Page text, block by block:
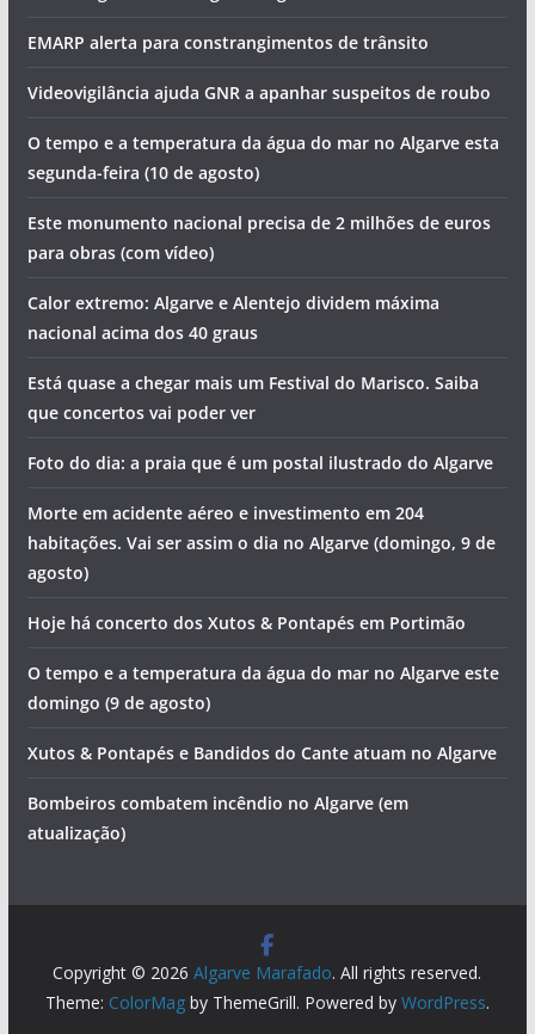
EMARP alerta para constrangimentos de trânsito
Videovigilância ajuda GNR a apanhar suspeitos de roubo
O tempo e a temperatura da água do mar no Algarve esta
segunda-feira (10 de agosto)
Este monumento nacional precisa de 2 milhões de euros
para obras (com vídeo)
Calor extremo: Algarve e Alentejo dividem máxima
nacional acima dos 40 graus
Está quase a chegar mais um Festival do Marisco. Saiba
que concertos vai poder ver
Foto do dia: a praia que é um postal ilustrado do Algarve
Morte em acidente aéreo e investimento em 204
habitações. Vai ser assim o dia no Algarve (domingo, 9 de
agosto)
Hoje há concerto dos Xutos & Pontapés em Portimão
O tempo e a temperatura da água do mar no Algarve este
domingo (9 de agosto)
Xutos & Pontapés e Bandidos do Cante atuam no Algarve
Bombeiros combatem incêndio no Algarve (em
atualização)
Copyright © 2026Algarve Marafado. All rights reserved.
Theme: ColorMagby ThemeGrill. Powered by WordPress.